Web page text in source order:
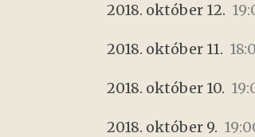
2018. október 12.
2018. október 11.
2018. október 10.
2018. október 9.